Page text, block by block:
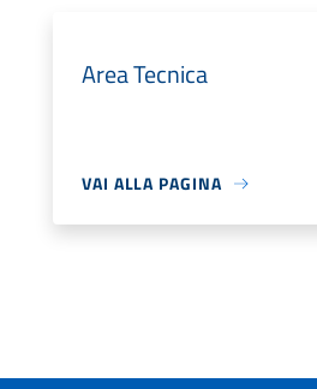
Area Tecnica
VAI ALLA PAGINA